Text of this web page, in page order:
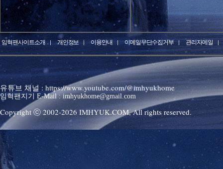
임혁팬사이트소개 개인정보 이용안내 이메일무단수집거부 관리자메일
유튜브 채널 : https://www.youtube.com/@imhyukhome
임혁팬지기 E-Mail : imhyukhome@gmail.com
Copyright ⓒ 2002-2026 IMHYUK.COM,All rights reserved.